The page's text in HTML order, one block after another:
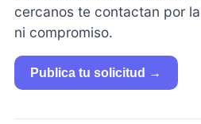
cercanos te contactan por
ni compromiso.
Publica tu solicitud →